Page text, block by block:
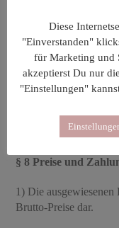
http://
§ 7 Vertragssprache,
1) Vertragssprache ist
Kunden können dies
Druckfunktion des
§ 8 Preise und
1) Die ausgewiesenen
Brutto-Preise dar.
Diese
"Einverstanden"
für Marketing und
akzeptierst Du nur
"Einstellungen"